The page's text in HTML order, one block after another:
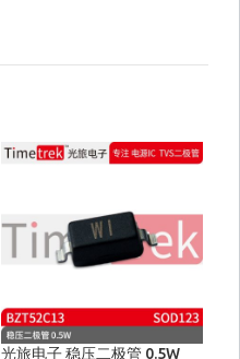
光旅电子 稳压二极管 0.5W